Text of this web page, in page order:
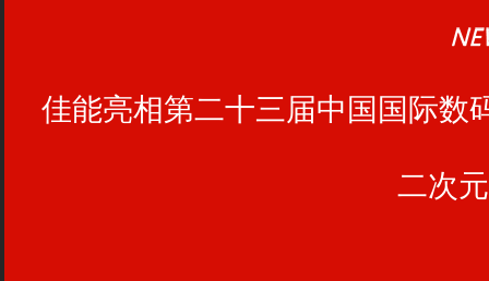
佳能亮相第二十三届中国国际数
二次